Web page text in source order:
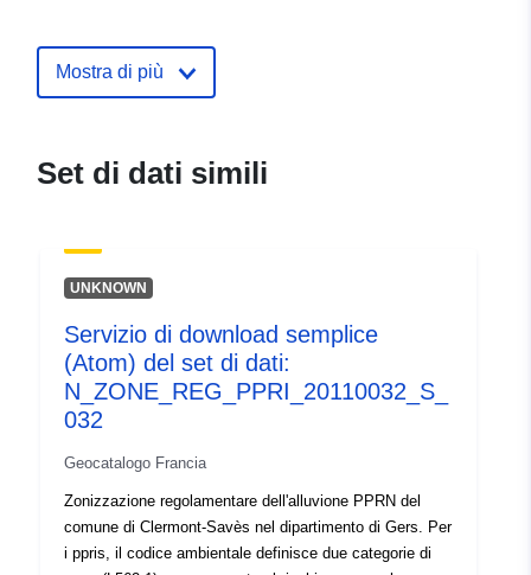
4c8fa44d1ea3
Tipo:
Risorsa:
http://inspire.ec.europa.eu/
codelist/ResourceType/services
Mostra di più
Set di dati simili
UNKNOWN
Servizio di download semplice
(Atom) del set di dati:
N_ZONE_REG_PPRI_20110032_S_
032
Geocatalogo Francia
Zonizzazione regolamentare dell'alluvione PPRN del
comune di Clermont-Savès nel dipartimento di Gers. Per
i ppris, il codice ambientale definisce due categorie di